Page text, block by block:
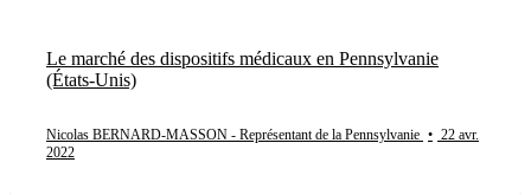
Le marché des dispositifs médicaux en Pennsylvanie
(États-Unis)
Nicolas BERNARD-MASSON - Représentant de la Pennsylvanie • 22 avr.
2022